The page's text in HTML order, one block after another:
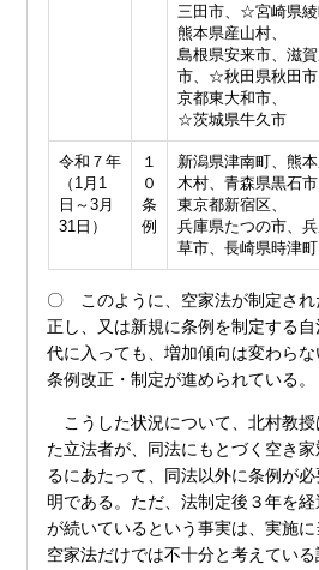
三田市、☆宮崎県綾
熊本県産山村、
島根県安来市、滋
市、☆秋田県秋田
京都東大和市、
☆茨城県牛久市
令和７年
（1月1
日～3月
31日）
１
０
条
例
新潟県津南町、熊
木村、青森県黒石
東京都新宿区、
兵庫県たつの市、
草市、長崎県時津町
〇 このように、空家法が制定され
正し、又は新規に条例を制定する
代に入っても、増加傾向は変わら
条例改正・制定が進められている。
こうした状況について、北村教授
た立法者が、同法にもとづく空き
るにあたって、同法以外に条例が
明である。ただ、法制定後３年を
が続いているという事実は、実施に
空家法だけでは不十分と考えてい